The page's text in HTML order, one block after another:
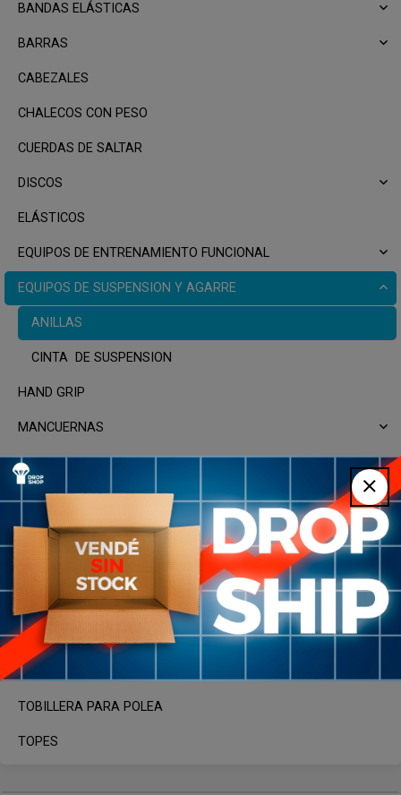
BANDAS ELÁSTICAS
BARRAS
CABEZALES
CHALECOS CON PESO
CUERDAS DE SALTAR
DISCOS
ELÁSTICOS
EQUIPOS DE ENTRENAMIENTO FUNCIONAL
EQUIPOS DE SUSPENSION Y AGARRE
ANILLAS
CINTA DE SUSPENSION
HAND GRIP
MANCUERNAS
MAQUINAS, APARATOS Y RACKS
PESAS RUSAS
PUSH UP
RUEDAS ABDOMINALES
SOGA CROSSFIT
SUPERFICIES Y PLATAFORMAS
TOBI PESAS
TOBILLERA PARA POLEA
TOPES